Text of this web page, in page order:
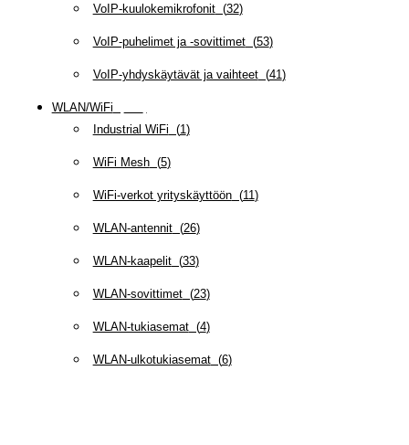
VoIP-kuulokemikrofonit(32)
VoIP-puhelimet ja -sovittimet(53)
VoIP-yhdyskäytävät ja vaihteet(41 )
WLAN/WiFi
Industrial WiFi (1 )
WiFi Mesh(5)
WiFi-verkot yrityskäyttöön(11 )
WLAN-antennit(26)
WLAN-kaapelit(33)
WLAN-sovittimet(23)
WLAN-tukiasemat(4)
WLAN-ulkotukiasemat(6)